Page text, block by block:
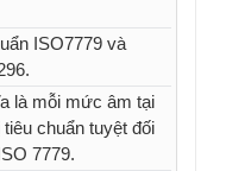
ISO7779 và
là mỗi mức âm tại
chuẩn tuyệt đối
7779.